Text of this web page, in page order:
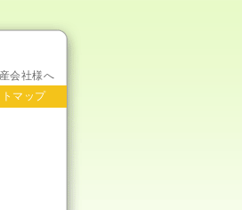
会社様へ
マップ